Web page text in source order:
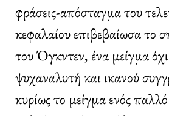
φράσεις-απόσταγμα του
κεφαλαίου επιβεβαίωσα το
του Όγκντεν, ένα μείγμα
ψυχαναλυτή και ικανού
κυρίως το μείγμα ενός